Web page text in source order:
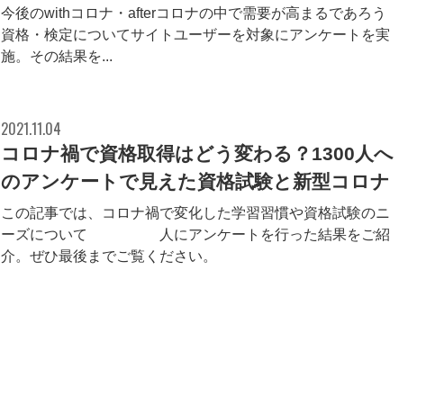
今後のwithコロナ・afterコロナの中で需要が高まるであろう
資格・検定についてサイトユーザーを対象にアンケートを実
施。その結果を...
2021.11.04
コロナ禍で資格取得はどう変わる？1300人へ
のアンケートで見えた資格試験と新型コロナ
この記事では、コロナ禍で変化した学習習慣や資格試験のニ
ーズについて1300人にアンケートを行った結果をご紹
介。ぜひ最後までご覧ください。